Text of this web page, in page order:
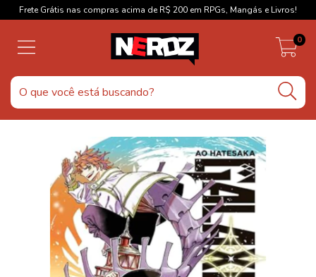
Frete Grátis nas compras acima de R$ 200 em RPGs, Mangás e Livros!
0